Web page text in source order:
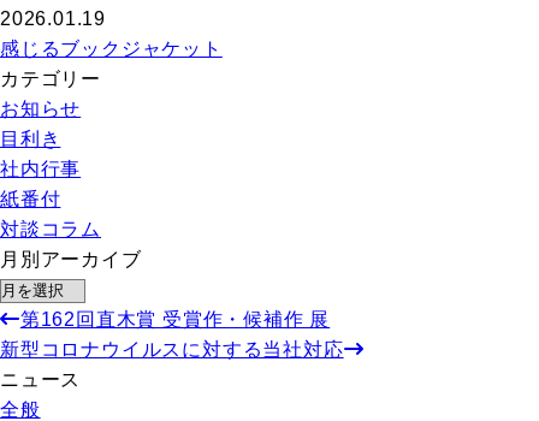
2026.01.19
感じるブックジャケット
カテゴリー
お知らせ
目利き
社内行事
紙番付
対談コラム
月別アーカイブ
第162回直木賞 受賞作・候補作 展
新型コロナウイルスに対する当社対応
ニュース
全般